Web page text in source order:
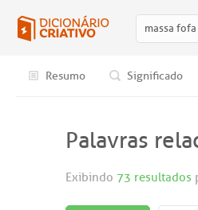
Resumo Significado
Palavras
Exibindo 73 resultados